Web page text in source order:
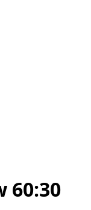
60:30